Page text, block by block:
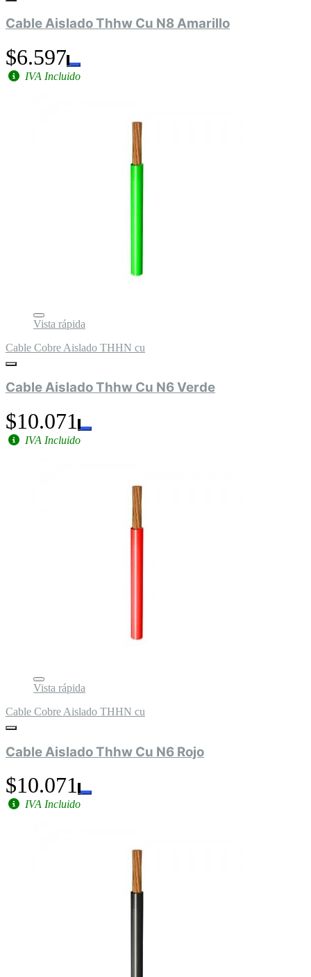
Cable Aislado Thhw Cu N8 Amarillo
$6.597
IVA Incluido
Vista rápida
Cable Cobre Aislado THHN cu
Cable Aislado Thhw Cu N6 Verde
$10.071
IVA Incluido
Vista rápida
Cable Cobre Aislado THHN cu
Cable Aislado Thhw Cu N6 Rojo
$10.071
IVA Incluido